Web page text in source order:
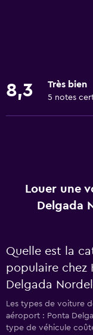
8,3 Très bien
5 notes
Louer une
Delgada
Quelle est la
populaire chez
Delgada
Les types de voiture
aéroport : Ponta
type de véhicule